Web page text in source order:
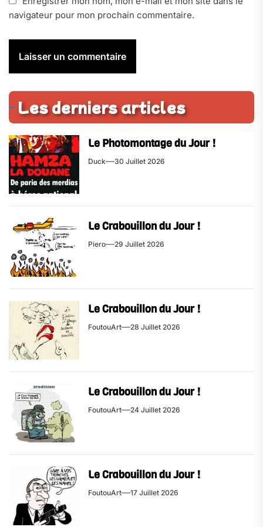
navigateur pour mon prochain commentaire.
Les derniers articles
Le Photomontage du Jour !
Duck 30 Juillet 2026
Le Crabouillon du Jour !
Piero 29 Juillet 2026
Le Crabouillon du Jour !
FoutouArt 28 Juillet 2026
Le Crabouillon du Jour !
FoutouArt 24 Juillet 2026
Le Crabouillon du Jour !
FoutouArt 17 Juillet 2026